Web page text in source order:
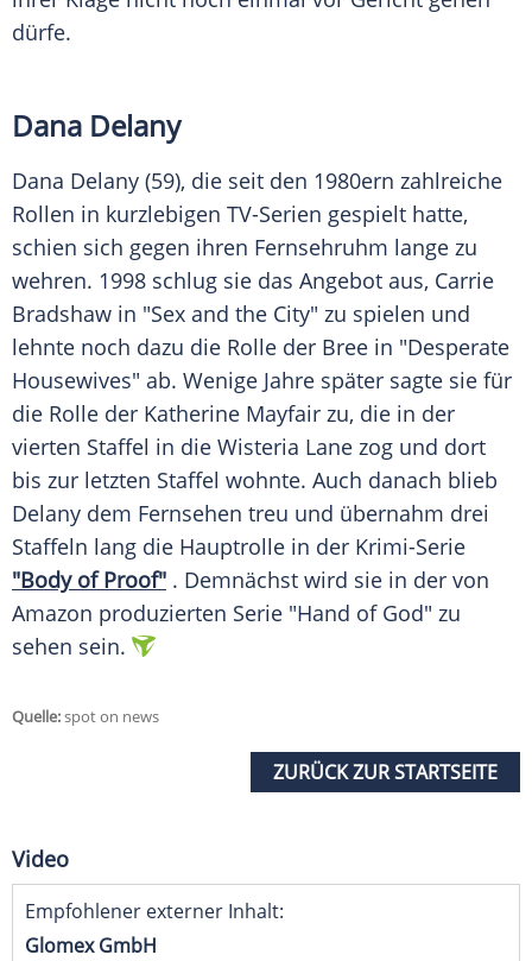
dürfe.
Dana Delany
Dana Delany (59), die seit den 1980ern zahlreiche
Rollen in kurzlebigen TV-Serien gespielt hatte,
schien sich gegen ihren Fernsehruhm lange zu
wehren. 1998 schlug sie das Angebot aus, Carrie
Bradshaw in "Sex and the City" zu spielen und
lehnte noch dazu die Rolle der Bree in "Desperate
Housewives" ab. Wenige Jahre später sagte sie für
die Rolle der Katherine Mayfair zu, die in der
vierten Staffel in die Wisteria Lane zog und dort
bis zur letzten Staffel wohnte. Auch danach blieb
Delany dem Fernsehen treu und übernahm drei
Staffeln lang die Hauptrolle in der Krimi-Serie
"Body of Proof" . Demnächst wird sie in der von
Amazon produzierten Serie "Hand of God" zu
sehen sein.
Quelle:spot on news
ZURÜCK ZUR STARTSEITE
Video
Empfohlener externer Inhalt:
Glomex GmbH